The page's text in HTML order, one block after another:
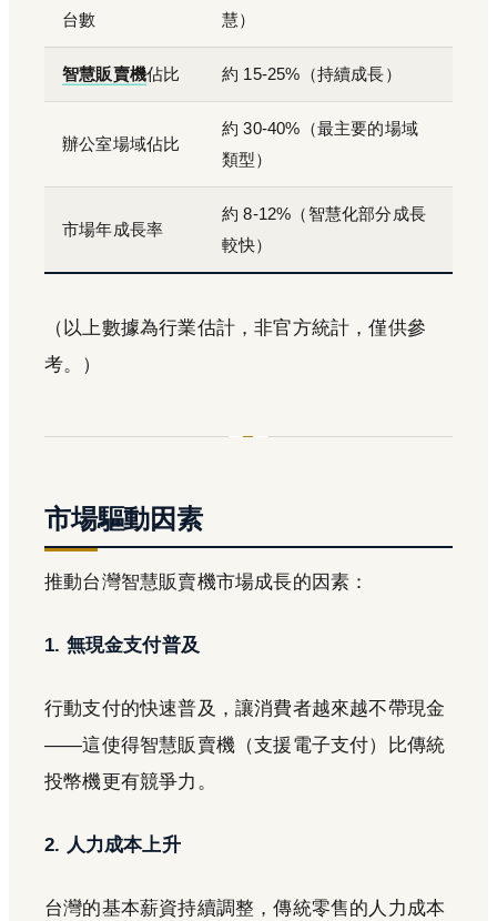
台數
慧）
智慧販賣機佔比 約 15-25%（持續成長）
辦公室場域佔比
約 30-40%（最主要的場域
類型）
市場年成長率
約 8-12%（智慧化部分成長
較快）
（以上數據為行業估計，非官方統計，僅供參
考。）
市場驅動因素
推動台灣智慧販賣機市場成長的因素：
1. 無現金支付普及
行動支付的快速普及，讓消費者越來越不帶現金
——這使得智慧販賣機（支援電子支付）比傳統
投幣機更有競爭力。
2. 人力成本上升
台灣的基本薪資持續調整，傳統零售的人力成本